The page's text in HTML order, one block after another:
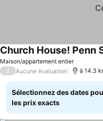
Maison/appartement entier
Consulter les prix
/ Aucune évaluation à 14.3
Sélectionnez des dates
les prix exacts